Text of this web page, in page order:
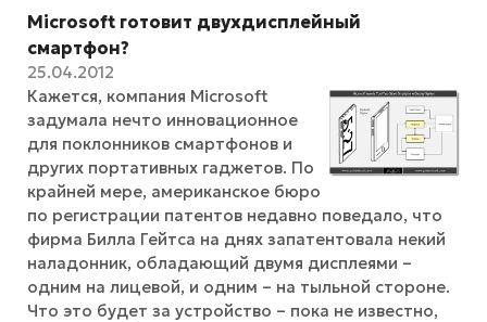
Microsoft готовит двухдисплейный
смартфон?
25.04.2012
Кажется, компания Microsoft
задумала нечто инновационное
для поклонников смартфонов и
других портативных гаджетов. По
крайней мере, американское бюро
по регистрации патентов недавно поведало, что
фирма Билла Гейтса на днях запатентовала некий
наладонник, обладающий двумя дисплеями –
одним на лицевой, и одним – на тыльной стороне.
Что это будет за устройство – пока не известно,